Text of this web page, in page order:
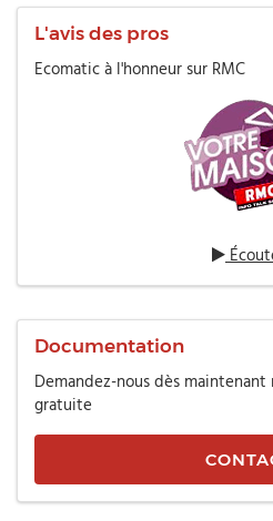
L'avis des pros
Ecomatic à l'honneur sur RMC
Documentation
Demandez-nous dès
gratuite